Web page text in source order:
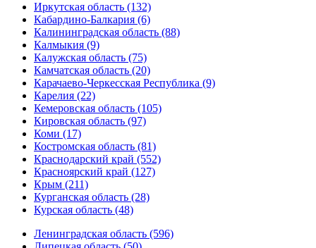
Иркутская область (132)
Кабардино-Балкария (6)
Калининградская область (88)
Калмыкия (9)
Калужская область (75)
Камчатская область (20)
Карачаево-Черкесская Республика (9)
Карелия (22)
Кемеровская область (105)
Кировская область (97)
Коми (17)
Костромская область (81)
Краснодарский край (552)
Красноярский край (127)
Крым (211)
Курганская область (28)
Курская область (48)
Ленинградская область (596)